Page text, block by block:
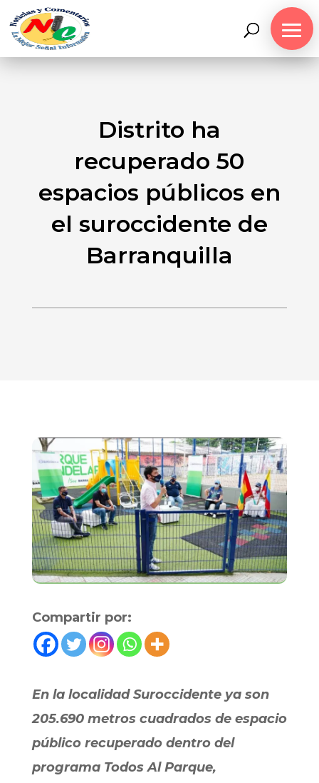
Distrito ha
recuperado 50
espacios públicos en
el suroccidente de
Barranquilla
Compartir por:
En la localidad Suroccidente ya son
205.690 metros cuadrados de espacio
público recuperado dentro del
programa Todos Al Parque,